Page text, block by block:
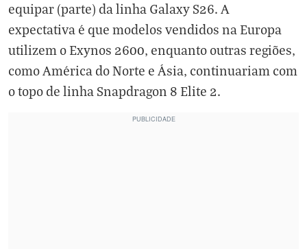
equipar (parte) da linha Galaxy S26. A
expectativa é que modelos vendidos na Europa
utilizem o Exynos 2600, enquanto outras regiões,
como América do Norte e Ásia, continuariam com
o topo de linha Snapdragon 8 Elite 2.